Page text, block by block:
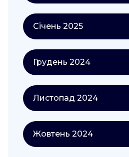
Січень 2025
Грудень 2024
Листопад 2024
Жовтень 2024